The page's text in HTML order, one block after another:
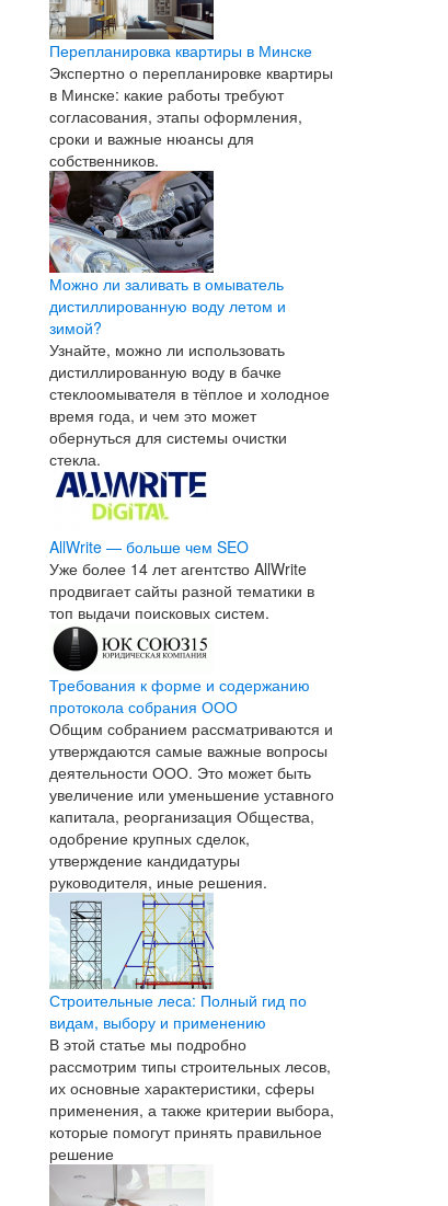
Перепланировка квартиры в Минске
Экспертно о перепланировке квартиры
в Минске: какие работы требуют
согласования, этапы оформления,
сроки и важные нюансы для
собственников.
Можно ли заливать в омыватель
дистиллированную воду летом и
зимой?
Узнайте, можно ли использовать
дистиллированную воду в бачке
стеклоомывателя в тёплое и холодное
время года, и чем это может
обернуться для системы очистки
стекла.
AllWrite — больше чем SEO
Уже более 14 лет агентство AllWrite
продвигает сайты разной тематики в
топ выдачи поисковых систем.
Требования к форме и содержанию
протокола собрания ООО
Общим собранием рассматриваются и
утверждаются самые важные вопросы
деятельности ООО. Это может быть
увеличение или уменьшение уставного
капитала, реорганизация Общества,
одобрение крупных сделок,
утверждение кандидатуры
руководителя, иные решения.
Строительные леса: Полный гид по
видам, выбору и применению
В этой статье мы подробно
рассмотрим типы строительных лесов,
их основные характеристики, сферы
применения, а также критерии выбора,
которые помогут принять правильное
решение